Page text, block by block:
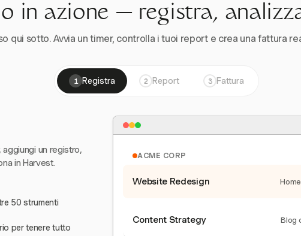
in azione — registra,
qui sotto. Avvia un timer, controlla i tuoi report e crea una fattura
1 Registra 2 Report 3 Fattura
aggiungi un registro,
in Harvest.
50 strumenti
per tenere tutto
ACME CORP
Website Redesign
Content Strategy Blog